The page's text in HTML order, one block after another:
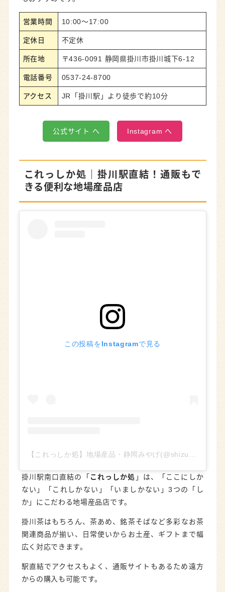
営業時間 10:00～17:00
定休日 不定休
所在地 〒436-0091 静岡県掛川市掛川城下6-12
電話番号 0537-24-8700
アクセス JR「掛川駅」より徒歩で約10分
公式サイト へ Instagram へ
これっしか処 ｜掛川駅直結！通販もで
きる便利な地場産品店
この投稿をInstagramで見る
掛川駅南口直結の「これっしか処 」は、「ここにしか
ない」「これしかない」「いましかない」3つの「し
か」にこだわる地場産品店です。
掛川茶はもちろん、茶あめ、銘茶そばなど多彩なお茶
関連商品が揃い、日常使いからお土産、ギフトまで幅
広く対応できます。
駅直結でアクセスもよく、通販サイトもあるため遠方
からの購入も可能です。